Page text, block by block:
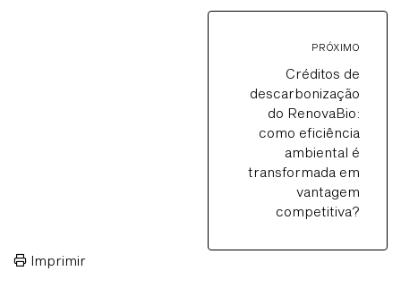
PRÓXIMO
Créditos de
descarbonização
do RenovaBio:
como eficiência
ambiental é
transformada em
vantagem
competitiva?
Imprimir